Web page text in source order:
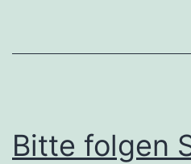
Bitte folgen